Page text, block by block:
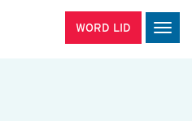
WORD LID